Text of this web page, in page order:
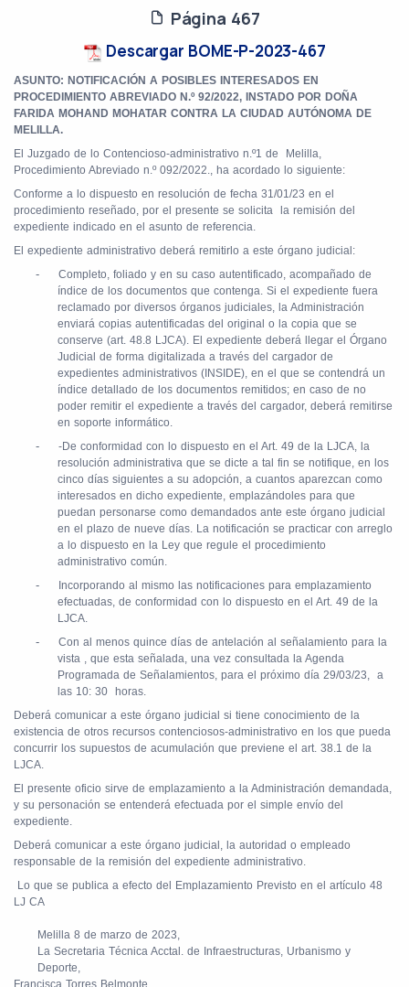
Página 467
Descargar BOME-P-2023-467
ASUNTO: NOTIFICACIÓN A POSIBLES INTERESADOS EN
PROCEDIMIENTO ABREVIADO N.º 92/2022, INSTADO POR DOÑA
FARIDA MOHAND MOHATAR CONTRA LA CIUDAD AUTÓNOMA DE
MELILLA.
El Juzgado de lo Contencioso-administrativo n.º1 de Melilla,
Procedimiento Abreviado n.º 092/2022., ha acordado lo siguiente:
Conforme a lo dispuesto en resolución de fecha 31/01/23 en el
procedimiento reseñado, por el presente se solicita la remisión del
expediente indicado en el asunto de referencia.
El expediente administrativo deberá remitirlo a este órgano judicial:
-
Completo, foliado y en su caso autentificado, acompañado de
índice de los documentos que contenga. Si el expediente fuera
reclamado por diversos órganos judiciales, la Administración
enviará copias autentificadas del original o la copia que se
conserve (art. 48.8 LJCA). El expediente deberá llegar el Órgano
Judicial de forma digitalizada a través del cargador de
expedientes administrativos (INSIDE), en el que se contendrá un
índice detallado de los documentos remitidos; en caso de no
poder remitir el expediente a través del cargador, deberá remitirse
en soporte informático.
-
-De conformidad con lo dispuesto en el Art. 49 de la LJCA, la
resolución administrativa que se dicte a tal fin se notifique, en los
cinco días siguientes a su adopción, a cuantos aparezcan como
interesados en dicho expediente, emplazándoles para que
puedan personarse como demandados ante este órgano judicial
en el plazo de nueve días. La notificación se practicar con arreglo
a lo dispuesto en la Ley que regule el procedimiento
administrativo común.
-
Incorporando al mismo las notificaciones para emplazamiento
efectuadas, de conformidad con lo dispuesto en el Art. 49 de la
LJCA.
-
Con al menos quince días de antelación al señalamiento para la
vista , que esta señalada, una vez consultada la Agenda
Programada de Señalamientos, para el próximo día 29/03/23, a
las 10: 30 horas.
Deberá comunicar a este órgano judicial si tiene conocimiento de la
existencia de otros recursos contenciosos-administrativo en los que pueda
concurrir los supuestos de acumulación que previene el art. 38.1 de la
LJCA.
El presente oficio sirve de emplazamiento a la Administración demandada,
y su personación se entenderá efectuada por el simple envío del
expediente.
Deberá comunicar a este órgano judicial, la autoridad o empleado
responsable de la remisión del expediente administrativo.
Lo que se publica a efecto del Emplazamiento Previsto en el artículo 48
LJ CA
Melilla 8 de marzo de 2023,
La Secretaria Técnica Acctal. de Infraestructuras, Urbanismo y
Deporte,